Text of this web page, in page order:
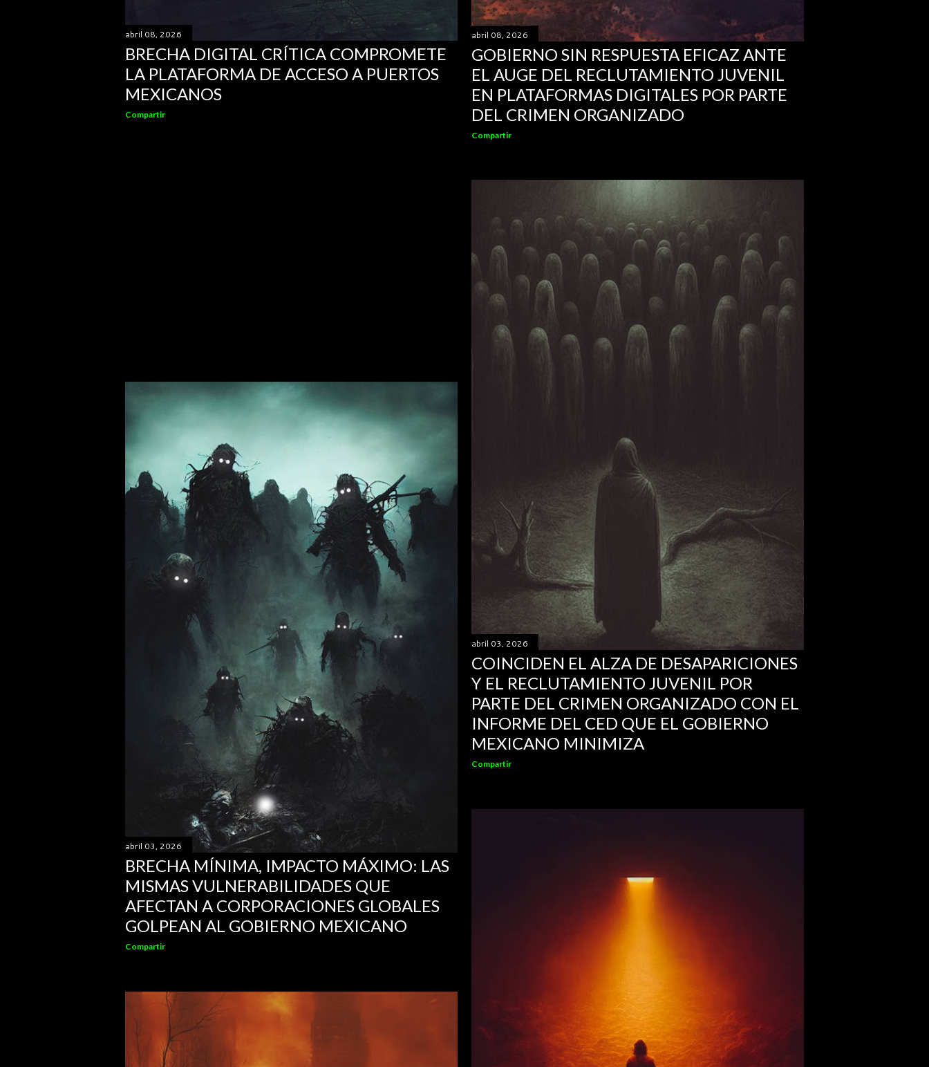
abril 08, 2026
BRECHA DIGITAL CRÍTICA COMPROMETE
LA PLATAFORMA DE ACCESO A PUERTOS
MEXICANOS
Compartir
abril 08, 2026
GOBIERNO SIN RESPUESTA EFICAZ ANTE
EL AUGE DEL RECLUTAMIENTO JUVENIL
EN PLATAFORMAS DIGITALES POR PARTE
DEL CRIMEN ORGANIZADO
Compartir
abril 03, 2026
COINCIDEN EL ALZA DE DESAPARICIONES
Y EL RECLUTAMIENTO JUVENIL POR
PARTE DEL CRIMEN ORGANIZADO CON EL
INFORME DEL CED QUE EL GOBIERNO
MEXICANO MINIMIZA
Compartir
abril 03, 2026
BRECHA MÍNIMA, IMPACTO MÁXIMO: LAS
MISMAS VULNERABILIDADES QUE
AFECTAN A CORPORACIONES GLOBALES
GOLPEAN AL GOBIERNO MEXICANO
Compartir